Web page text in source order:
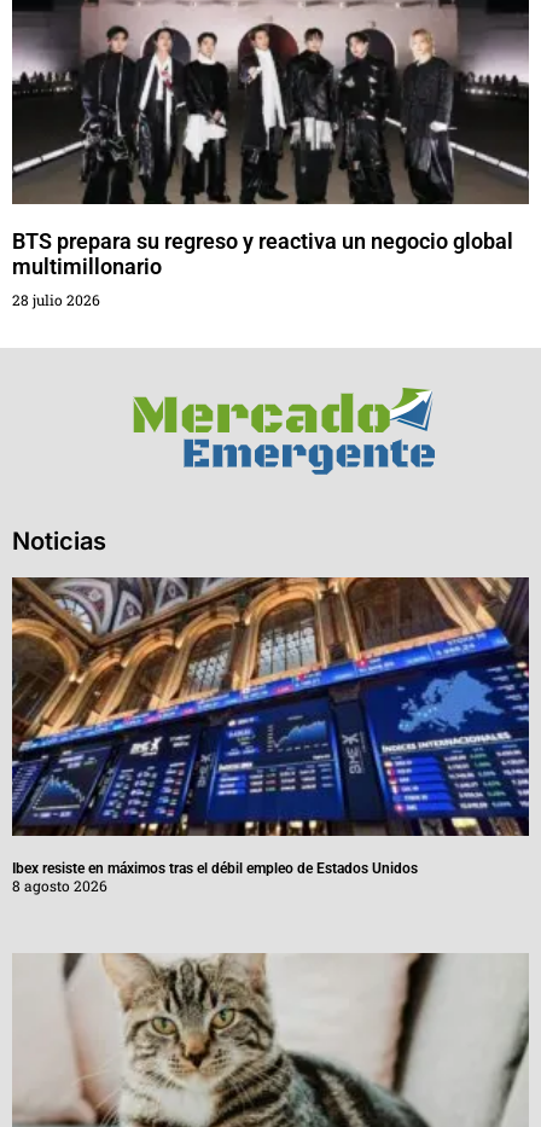
BTS prepara su regreso y reactiva un negocio global
multimillonario
28 julio 2026
Noticias
Ibex resiste en máximos tras el débil empleo de Estados Unidos
8 agosto 2026